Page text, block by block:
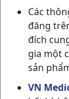
Các
đăng
đích
gia một
sản
VN
Thanh toán
website: VN
nhận đơn
Quý
không
lỗi do